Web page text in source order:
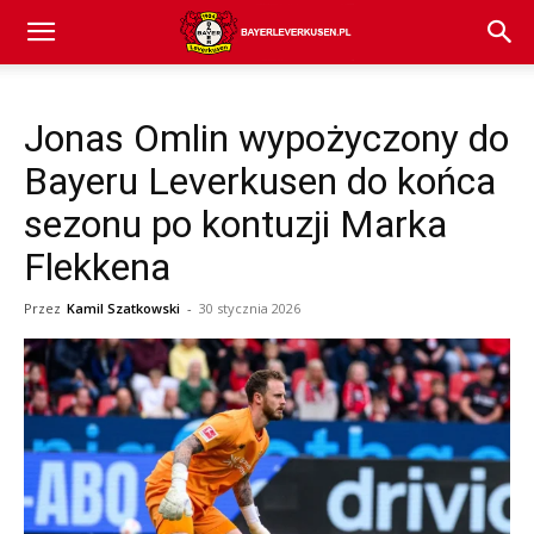
Bayer
Leverkusen
aktualności
(transfery,
Jonas Omlin wypożyczony do
Bayeru Leverkusen do końca
sezonu po kontuzji Marka
Flekkena
Przez Kamil Szatkowski - 30 stycznia 2026